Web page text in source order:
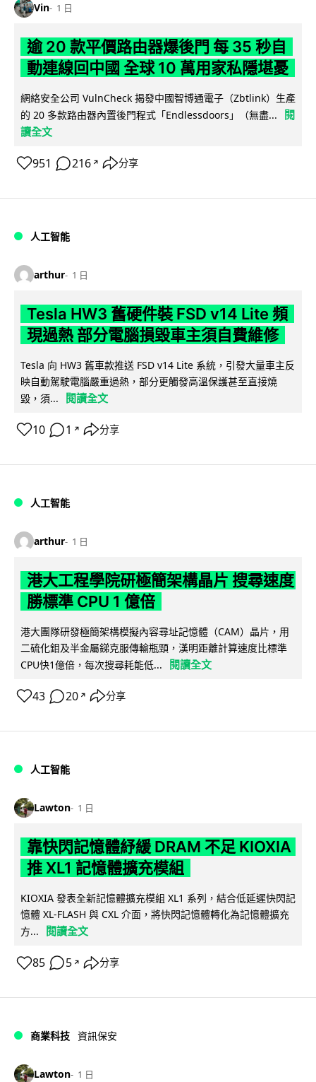
Vin 1 日
逾 20 款平價路由器爆後門 每 35 秒自
動連線回中國 全球 10 萬用家私隱堪憂
網絡安全公司 VulnCheck 揭發中國智博通電子（Zbtlink）生產
的 20 多款路由器內置後門程式「Endlessdoors」（無盡...
閱
讀全文
951 216 ↗ 分享
人工智能
arthur 1 日
Tesla HW3 舊硬件裝 FSD v14 Lite 頻
現過熱 部分電腦損毀車主須自費維修
Tesla 向 HW3 舊車款推送 FSD v14 Lite 系統，引發大量車主反
映自動駕駛電腦嚴重過熱，部分更觸發高溫保護甚至直接燒
毀，須...
閱讀全文
10 1 ↗ 分享
人工智能
arthur 1 日
港大工程學院研極簡架構晶片 搜尋速度
勝標準 CPU 1 億倍
港大團隊研發極簡架構模擬內容尋址記憶體（CAM）晶片，用
二硫化鉬及半金屬銻克服傳輸瓶頸，漢明距離計算速度比標準
CPU快1億倍，每次搜尋耗能低...
閱讀全文
43 20 ↗ 分享
人工智能
Lawton 1 日
靠快閃記憶體紓緩 DRAM 不足 KIOXIA
推 XL1 記憶體擴充模組
KIOXIA 發表全新記憶體擴充模組 XL1 系列，結合低延遲快閃記
憶體 XL-FLASH 與 CXL 介面，將快閃記憶體轉化為記憶體擴充
方...
閱讀全文
85 5 ↗ 分享
商業科技 資訊保安
Lawton 1 日